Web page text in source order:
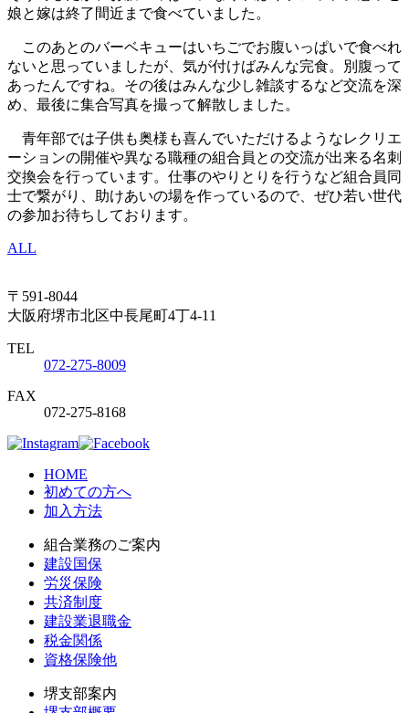
娘と嫁は終了間近まで食べていました。
このあとのバーベキューはいちごでお腹いっぱいで食べれ
ないと思っていましたが、気が付けばみんな完食。別腹って
あったんですね。その後はみんな少し雑談するなど交流を深
め、最後に集合写真を撮って解散しました。
青年部では子供も奥様も喜んでいただけるようなレクリエ
ーションの開催や異なる職種の組合員との交流が出来る名刺
交換会を行っています。仕事のやりとりを行うなど組合員同
士で繋がり、助けあいの場を作っているので、ぜひ若い世代
の参加お待ちしております。
ALL
〒591-8044
大阪府堺市北区中長尾町4丁4-11
TEL
072-275-8009
FAX
072-275-8168
HOME
初めての方へ
加入方法
組合業務のご案内
建設国保
労災保険
共済制度
建設業退職金
税金関係
資格保険他
堺支部案内